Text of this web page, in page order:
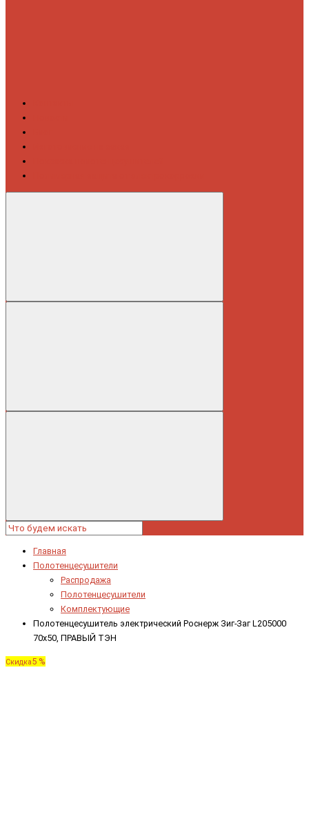
Главная
Полотенцесушители
Распродажа
Полотенцесушители
Комплектующие
Полотенцесушитель электрический Роснерж Зиг-Заг L205000
70x50, ПРАВЫЙ ТЭН
Скидка5 %